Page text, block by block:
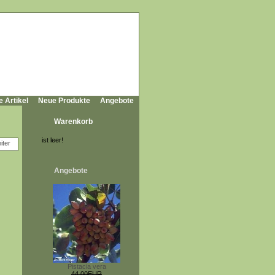
Artikel Neue Produkte Angebote
Warenkorb
ist leer!
Angebote
Pistacia vera